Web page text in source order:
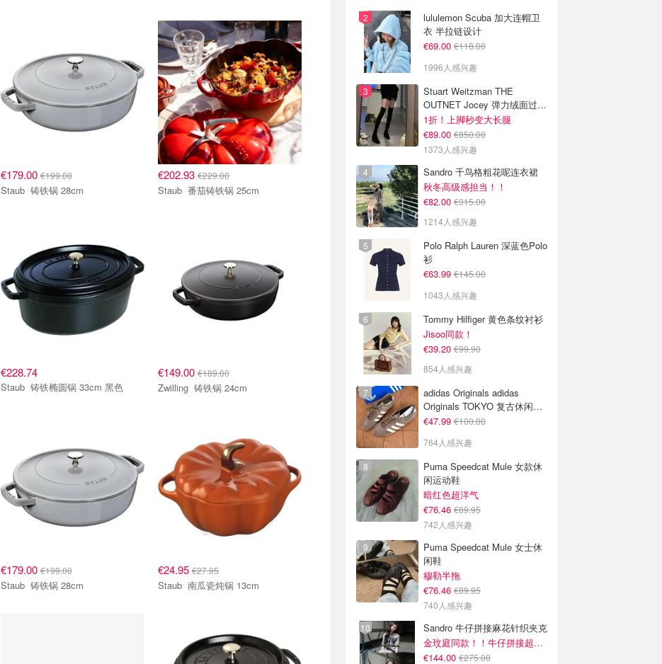
€179.00€199.00
Staub 铸铁锅 28cm
€202.93 €229.00
Staub 番茄铸铁锅 25cm
€228.74
Staub 铸铁椭圆锅 33cm 黑色
€149.00 €189.00
Zwilling 铸铁锅 24cm
€179.00€199.00
Staub 铸铁锅 28cm
€24.95 €27.95
Staub 南瓜瓷炖锅 13cm
lululemon Scuba 加大连帽卫
衣 半拉链设计
€69.00 €118.00
1996人感兴趣
Stuart Weitzman THE
OUTNET Jocey 弹力绒面过膝
靴
1折！上脚秒变大长腿
€89.00 €850.00
1373人感兴趣
Sandro 千鸟格粗花呢连衣裙
秋冬高级感担当！！
€82.00 €315.00
1214人感兴趣
Polo Ralph Lauren 深蓝色Polo
衫
€63.99 €145.00
1043人感兴趣
Tommy Hilfiger 黄色条纹衬衫
Jisoo同款！
€39.20 €99.90
854人感兴趣
adidas Originals adidas
Originals TOKYO 复古休闲鞋
深棕色
€47.99 €100.00
764人感兴趣
Puma Speedcat Mule 女款休
闲运动鞋
暗红色超洋气
€76.46 €89.95
742人感兴趣
Puma Speedcat Mule 女士休
闲鞋
穆勒半拖
€76.46 €89.95
740人感兴趣
Sandro 牛仔拼接麻花针织夹克
金玟庭同款！！牛仔拼接超有层次感
€144.00 €275.00